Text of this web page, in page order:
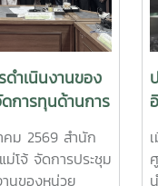
ำเนินงานของ
การทุนด้านการ
นการแข่งขัน
คม 2569 สำนัก
โจ้ จัดการประชุม
นของหน่วย